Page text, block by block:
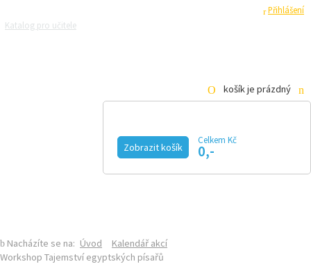
Přihlášení
Katalog pro učitele
košík je prázdný
Zobrazit košík
Celkem Kč
0,-
Nacházíte se na: Úvod
Kalendář akcí
Workshop Tajemství egyptských písařů